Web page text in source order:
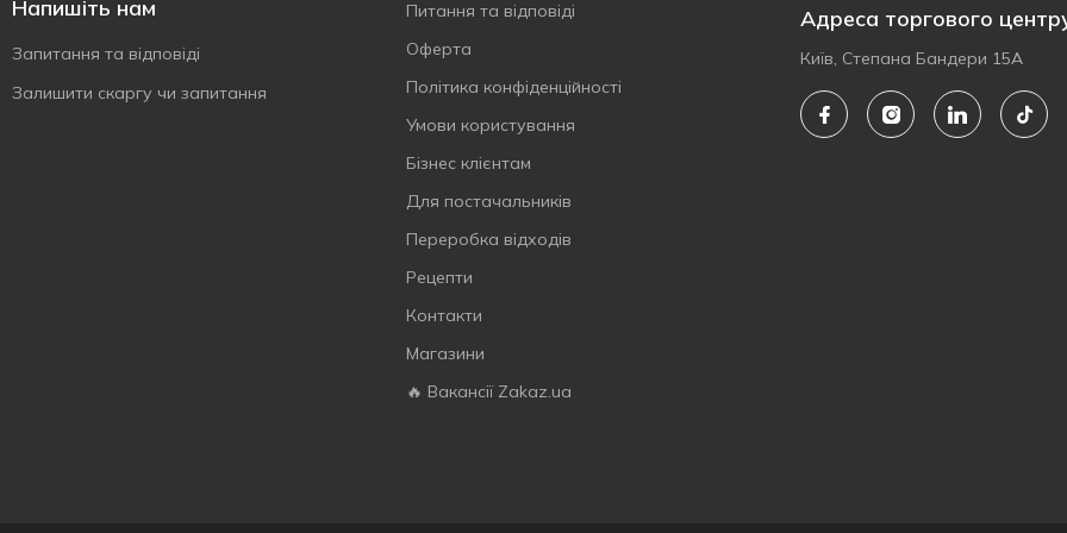
Напишіть нам
Запитання та відповіді
Залишити скаргу чи запитання
Питання та відповіді
Оферта
Політика конфіденційності
Умови користування
Бізнес клієнтам
Для постачальників
Переробка відходів
Рецепти
Контакти
Магазини
🔥 Вакансії Zakaz.ua
Адреса торгового
Київ, Степана Бандери 15А